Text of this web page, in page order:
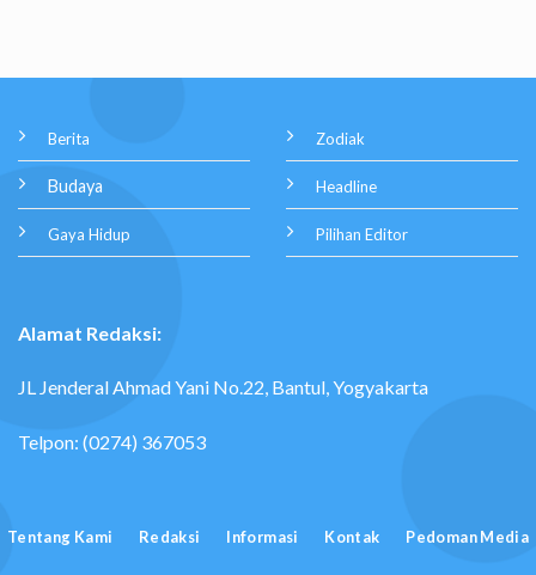
Berita
Budaya
Gaya Hidup
Zodiak
Headline
Pilihan Editor
Alamat Redaksi:
JL Jenderal Ahmad Yani No.22, Bantul, Yogyakarta
Telpon: (0274) 367053
Tentang Kami Redaksi Informasi Kontak Pedoman Media